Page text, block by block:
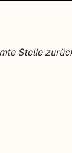
Stelle